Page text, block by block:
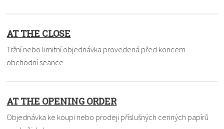
AT THE CLOSE
Tržní nebo limitní objednávka provedená před koncem
obchodní seance.
AT THE OPENING ORDER
Objednávka ke koupi nebo prodeji příslušných cenných papírů